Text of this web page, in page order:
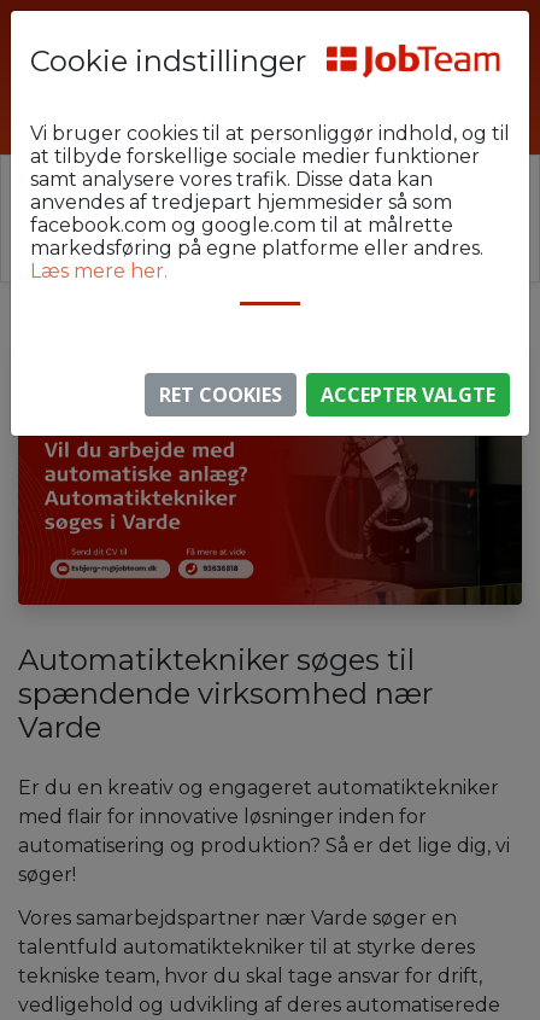
⚠️ Denne jobannonce er udløbet.
Stillingen er ikke længere aktiv, men du kan
lignende annoncer her.
Automatiktekniker søges til
spændende virksomhed nær
Varde
Er du en kreativ og engageret automatiktekniker
med flair for innovative løsninger inden for
automatisering og produktion? Så er det lige dig, vi
søger!
Vores samarbejdspartner nær Varde søger en
talentfuld automatiktekniker til at styrke deres
tekniske team, hvor du skal tage ansvar for drift,
vedligehold og udvikling af deres automatiserede
Cookie indstillinger
Vi bruger cookies til at personliggør indhold, og til
at tilbyde forskellige sociale medier funktioner
samt analysere vores trafik. Disse data kan
anvendes af tredjepart hjemmesider så som
facebook.com og google.com til at målrette
markedsføring på egne platforme eller andres.
Læs mere her.
RET COOKIES ACCEPTER VALGTE